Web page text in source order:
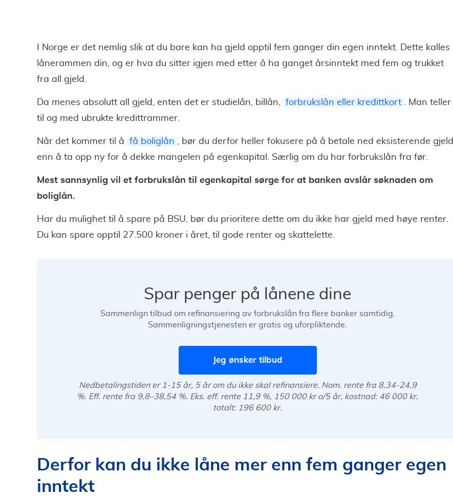
I Norge er det nemlig slik at du bare kan ha gjeld opptil fem ganger din egen inntekt. Dette kalles
lånerammen din, og er hva du sitter igjen med etter å ha ganget årsinntekt med fem og trukket
fra all gjeld.
Da menes absolutt all gjeld, enten det er studielån, billån, forbrukslån eller kredittkort . Man teller
til og med ubrukte kredittrammer.
Når det kommer til å få boliglån , bør du derfor heller fokusere på å betale ned eksisterende gjeld
enn å ta opp ny for å dekke mangelen på egenkapital. Særlig om du har forbrukslån fra før.
Mest sannsynlig vil et forbrukslån til egenkapital sørge for at banken avslår søknaden om
boliglån.
Har du mulighet til å spare på BSU, bør du prioritere dette om du ikke har gjeld med høye renter.
Du kan spare opptil 27.500 kroner i året, til gode renter og skattelette.
Spar penger på lånene dine
Sammenlign tilbud om refinansiering av forbrukslån fra flere banker samtidig.
Sammenligningstjenesten er gratis og uforpliktende.
Jeg ønsker tilbud
Nedbetalingstiden er 1-15 år, 5 år om du ikke skal refinansiere. Nom. rente fra 8,34-24,9
%. Eff. rente fra 9,8–38,54 %. Eks. eff. rente 11,9 %, 150 000 kr o/5 år, kostnad: 46 000 kr,
totalt: 196 600 kr.
Derfor kan du ikke låne mer enn fem ganger egen
inntekt